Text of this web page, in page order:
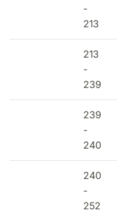
-
213
213
-
239
239
-
240
240
-
252